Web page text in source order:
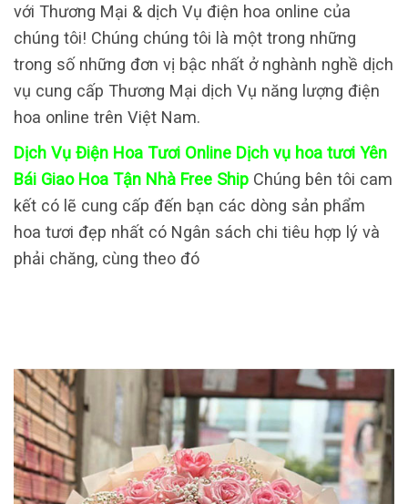
với Thương Mại & dịch Vụ điện hoa online của
chúng tôi! Chúng chúng tôi là một trong những
trong số những đơn vị bậc nhất ở nghành nghề dịch
vụ cung cấp Thương Mại dịch Vụ năng lượng điện
hoa online trên Việt Nam.
Dịch Vụ Điện Hoa Tươi Online Dịch vụ hoa tươi Yên
Bái Giao Hoa Tận Nhà Free Ship Chúng bên tôi cam
kết có lẽ cung cấp đến bạn các dòng sản phẩm
hoa tươi đẹp nhất có Ngân sách chi tiêu hợp lý và
phải chăng, cùng theo đó